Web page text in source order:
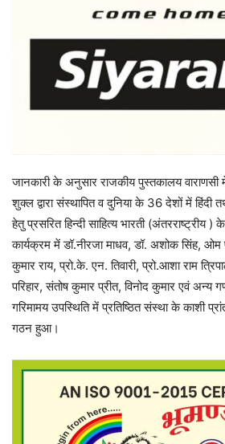
जानकारी के अनुसार राजकीय पुस्तकालय वाराणसी में
शुक्ल द्वारा संस्थापित व दुनिया के 36 देशों में हिंदी
हेतु प्रसरित हिन्दी साहित्य भारती (अंतरराष्ट्रीय
कार्यक्रम में डॉ.नीरजा माधव, डॉ. अशोक सिंह, ओम
कुमार राय, प्रो.के. एन. तिवारी, प्रो.आशा राम
परिहार, संतोष कुमार प्रीत, विनोद कुमार एवं अन्य
गरिमामय उपस्थिति में प्रतिष्ठित संस्था के काशी
गठन हुआ।